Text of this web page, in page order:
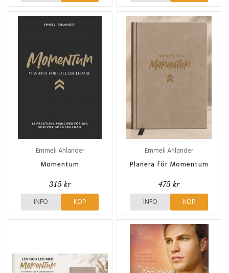
Emmeli Ahlander
Momentum
315 kr
INFO KÖP
Emmeli Ahlander
Planera för Momentum
475 kr
INFO KÖP